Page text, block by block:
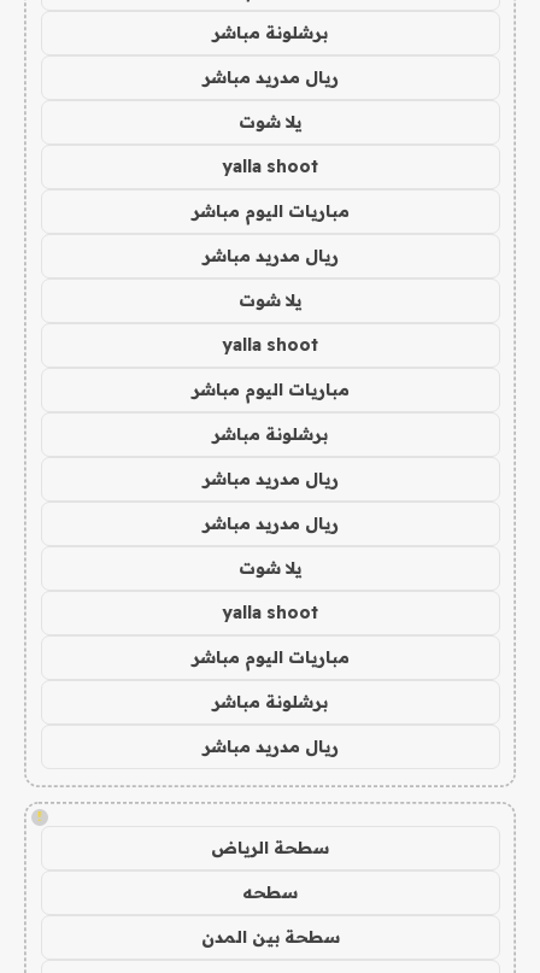
برشلونة مباشر
ريال مدريد مباشر
يلا شوت
yalla shoot
مباريات اليوم مباشر
ريال مدريد مباشر
يلا شوت
yalla shoot
مباريات اليوم مباشر
برشلونة مباشر
ريال مدريد مباشر
ريال مدريد مباشر
يلا شوت
yalla shoot
مباريات اليوم مباشر
برشلونة مباشر
ريال مدريد مباشر
!
سطحة الرياض
سطحه
سطحة بين المدن